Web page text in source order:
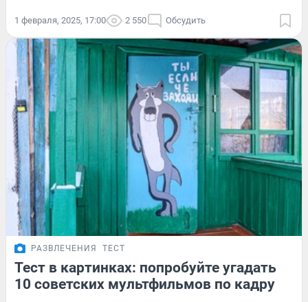
1 февраля, 2025, 17:00 2 550 Обсудить
РАЗВЛЕЧЕНИЯ ТЕСТ
Тест в картинках: попробуйте угадать
10 советских мультфильмов по кадру